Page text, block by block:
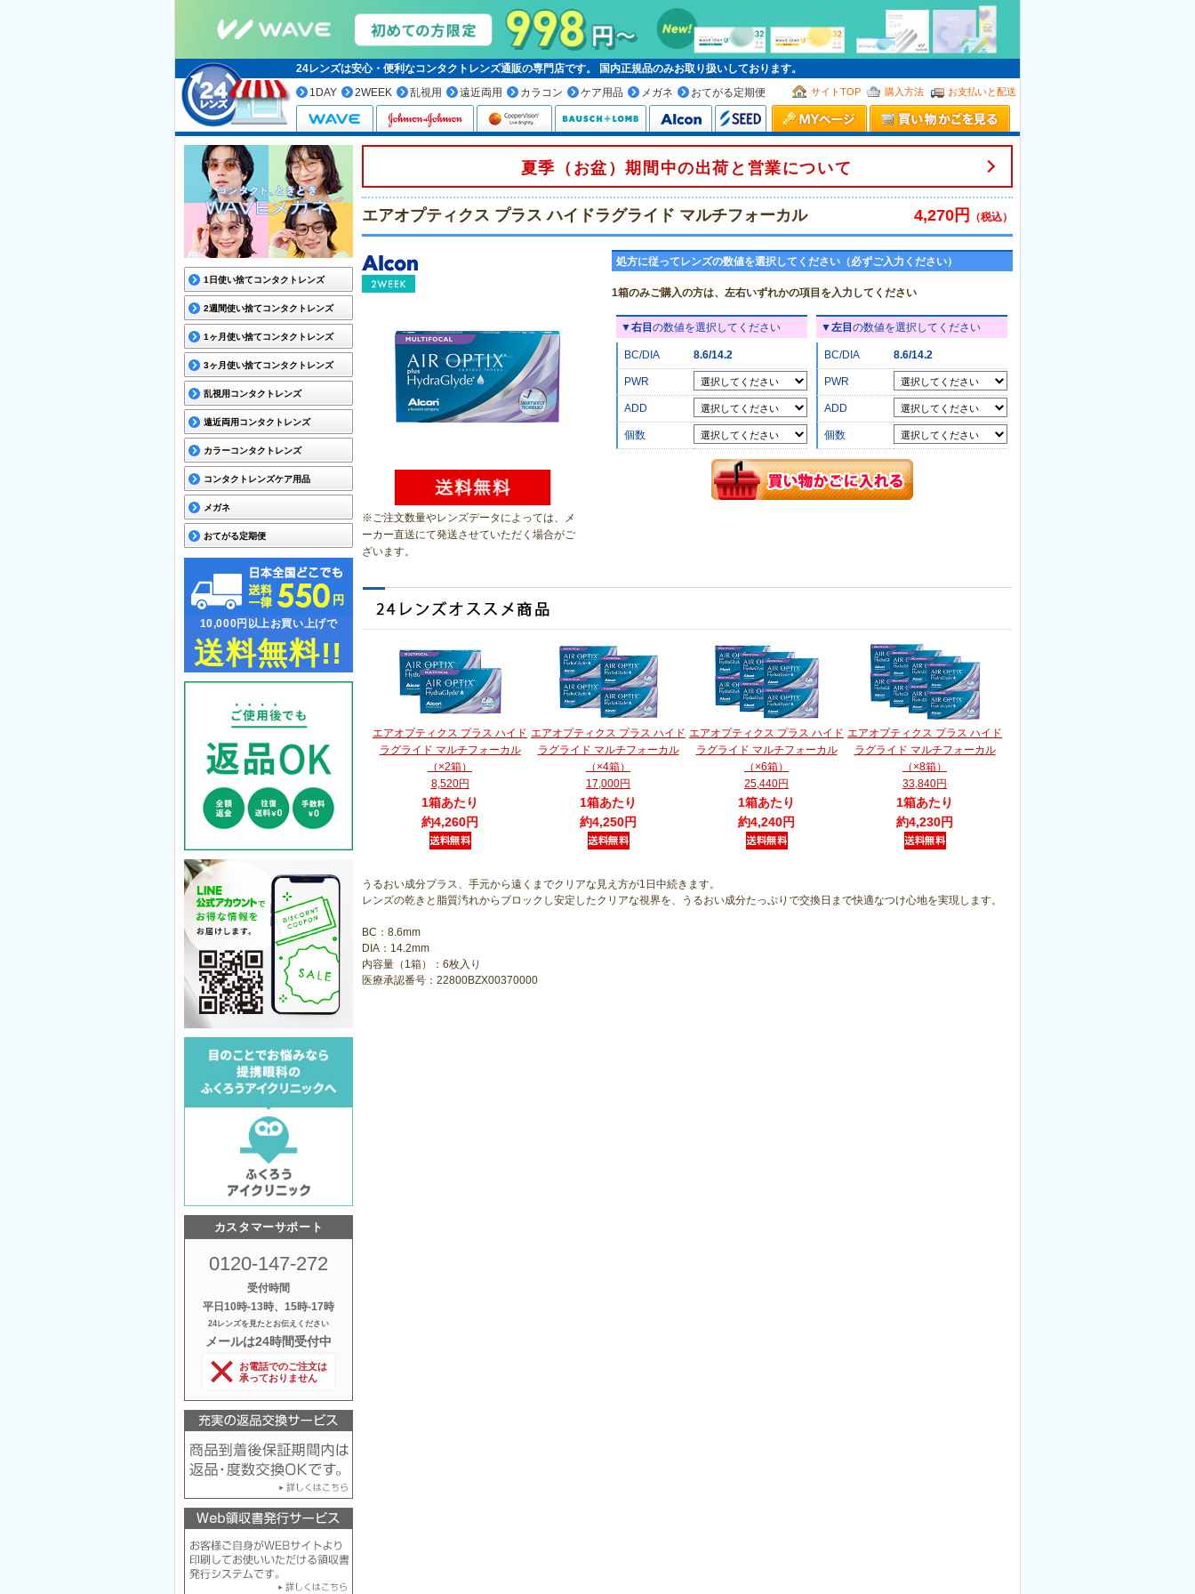
24レンズは安心・便利なコンタクトレンズ通販の専門店です。 国内正規品のみお取り扱いしております。
1DAY
2WEEK 乱視用 遠近両用 カラコン ケア用品 メガネ おてがる定期便 サイトTOP 購入方法 お支払いと配送
1日使い捨てコンタクトレンズ
2週間使い捨てコンタクトレンズ
1ヶ月使い捨てコンタクトレンズ
3ヶ月使い捨てコンタクトレンズ
乱視用コンタクトレンズ
遠近両用コンタクトレンズ
カラーコンタクトレンズ
コンタクトレンズケア用品
メガネ
おてがる定期便
10,000円以上お買い上げで
送料無料!!
カスタマーサポート
0120-147-272
受付時間
平日10時‐13時、15時‐17時
24レンズを見たとお伝えください
メールは24時間受付中
お電話でのご注文は
承っておりません
夏季（お盆）期間中の出荷と営業について
エアオプティクス プラス ハイドラグライド マルチフォーカル 4,270円 （税込）
※ご注文数量やレンズデータによっては、メ
ーカー直送にて発送させていただく場合がご
ざいます。
処方に従ってレンズの数値を選択してください（必ずご入力ください）
1箱のみご購入の方は、左右いずれかの項目を入力してください
▼右目の数値を選択してください
BC/DIA 8.6/14.2
PWR
ADD
個数
▼左目の数値を選択してください
BC/DIA 8.6/14.2
PWR
ADD
個数
エアオプティクス プラス ハイド
ラグライド マルチフォーカル
（×2箱）
8,520円
1箱あたり
約4,260円
エアオプティクス プラス ハイド
ラグライド マルチフォーカル
（×4箱）
17,000円
1箱あたり
約4,250円
エアオプティクス プラス ハイド
ラグライド マルチフォーカル
（×6箱）
25,440円
1箱あたり
約4,240円
エアオプティクス プラス ハイド
ラグライド マルチフォーカル
（×8箱）
33,840円
1箱あたり
約4,230円
うるおい成分プラス、手元から遠くまでクリアな見え方が1日中続きます。
レンズの乾きと脂質汚れからブロックし安定したクリアな視界を、うるおい成分たっぷりで交換日まで快適なつけ心地を実現します。
BC：8.6mm
DIA：14.2mm
内容量（1箱）：6枚入り
医療承認番号：22800BZX00370000